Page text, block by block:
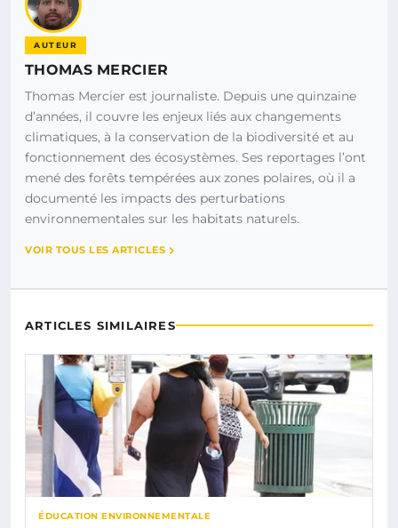
AUTEUR
THOMAS MERCIER
Thomas Mercier est journaliste. Depuis une quinzaine
d’années, il couvre les enjeux liés aux changements
climatiques, à la conservation de la biodiversité et au
fonctionnement des écosystèmes. Ses reportages l’ont
mené des forêts tempérées aux zones polaires, où il a
documenté les impacts des perturbations
environnementales sur les habitats naturels.
VOIR TOUS LES ARTICLES
ARTICLES SIMILAIRES
ÉDUCATION ENVIRONNEMENTALE